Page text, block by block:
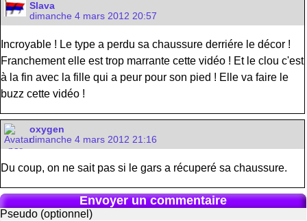
Slava
dimanche 4 mars 2012 20:57
Incroyable ! Le type a perdu sa chaussure derriére le décor !
Franchement elle est trop marrante cette vidéo ! Et le clou c'est
à la fin avec la fille qui a peur pour son pied ! Elle va faire le
buzz cette vidéo !
oxygen
dimanche 4 mars 2012 21:16
Du coup, on ne sait pas si le gars a récuperé sa chaussure.
Envoyer un commentaire
Pseudo (optionnel)